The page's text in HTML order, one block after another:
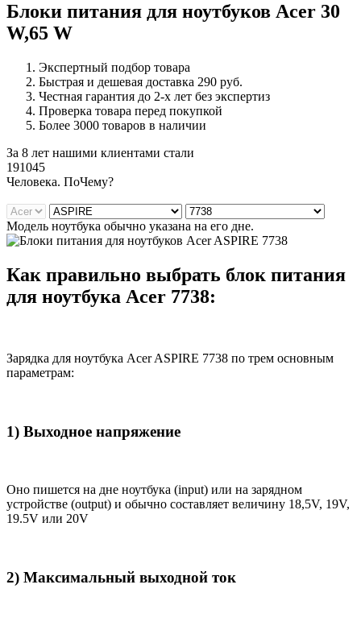
Блоки питания для ноутбуков Acer 30
W,65 W
Экспертный подбор товара
Быстрая и дешевая доставка 290 руб.
Честная гарантия до 2-х лет без экспертиз
Проверка товара перед покупкой
Более 3000 товаров в наличии
За 8 лет нашими клиентами стали
191045
Человека. ПоЧему?
Модель ноутбука обычно указана на его дне.
Как правильно выбрать блок питания
для ноутбука Acer 7738:
Зарядка для ноутбука Acer ASPIRE 7738 по трем основным
параметрам:
1) Выходное напряжение
Оно пишется на дне ноутбука (input) или на зарядном
устройстве (output) и обычно составляет величину 18,5V, 19V,
19.5V или 20V
2) Максимальный выходной ток